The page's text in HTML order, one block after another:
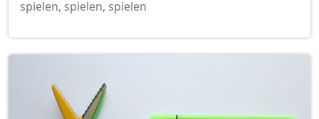
spielen, spielen, spielen